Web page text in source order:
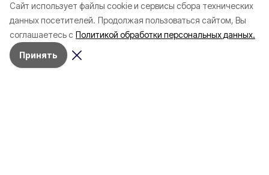
Cайт использует файлы cookie и сервисы сбора технических
данных посетителей. Продолжая пользоваться сайтом, Вы
соглашаетесь с Политикой обработки персональных данных.
Принять
Белгородской области с
начала года
в Белгородскую
пять лет